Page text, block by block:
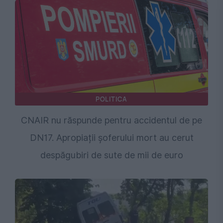
POLITICA
CNAIR nu răspunde pentru accidentul de pe
DN17. Apropiații șoferului mort au cerut
despăgubiri de sute de mii de euro